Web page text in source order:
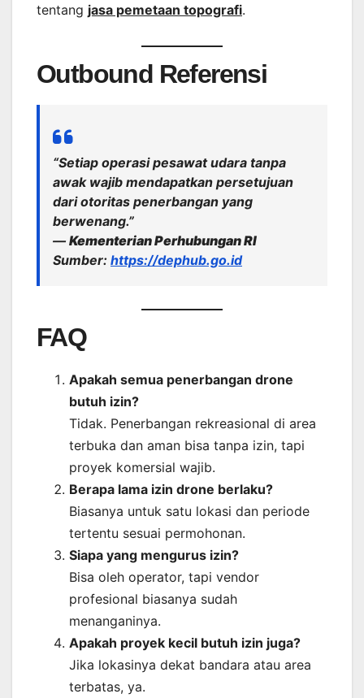
tentang jasa pemetaan topografi.
Outbound Referensi
“Setiap operasi pesawat udara tanpa
awak wajib mendapatkan persetujuan
dari otoritas penerbangan yang
berwenang.”
— Kementerian Perhubungan RI
Sumber: https://dephub.go.id
FAQ
Apakah semua penerbangan drone
butuh izin?
Tidak. Penerbangan rekreasional di area
terbuka dan aman bisa tanpa izin, tapi
proyek komersial wajib.
Berapa lama izin drone berlaku?
Biasanya untuk satu lokasi dan periode
tertentu sesuai permohonan.
Siapa yang mengurus izin?
Bisa oleh operator, tapi vendor
profesional biasanya sudah
menanganinya.
Apakah proyek kecil butuh izin juga?
Jika lokasinya dekat bandara atau area
terbatas, ya.